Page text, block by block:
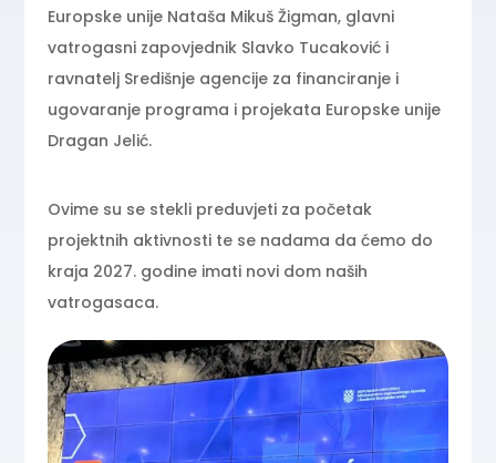
Europske unije Nataša Mikuš Žigman, glavni
vatrogasni zapovjednik Slavko Tucaković i
ravnatelj Središnje agencije za financiranje i
ugovaranje programa i projekata Europske unije
Dragan Jelić.
Ovime su se stekli preduvjeti za početak
projektnih aktivnosti te se nadama da ćemo do
kraja 2027. godine imati novi dom naših
vatrogasaca.